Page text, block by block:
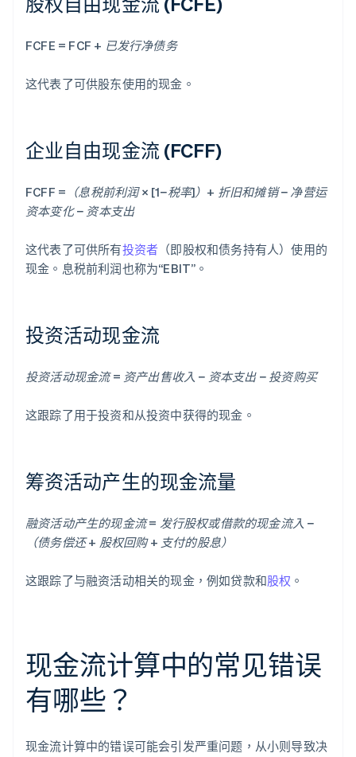
FCFE = FCF + 已发行净债务
这代表了可供股东使用的现金。
企业自由现金流 (FCFF)
FCFF =（息税前利润 × [1−税率]）+ 折旧和摊销 − 净营运
资本变化 − 资本支出
这代表了可供所有投资者 （即股权和债务持有人）使用的
现金。息税前利润也称为“EBIT”。
投资活动现金流
投资活动现金流 = 资产出售收入 − 资本支出 − 投资购买
这跟踪了用于投资和从投资中获得的现金。
筹资活动产生的现金流量
融资活动产生的现金流 = 发行股权或借款的现金流入 −
（债务偿还 + 股权回购 + 支付的股息）
这跟踪了与融资活动相关的现金，例如贷款和股权 。
现金流计算中的常见错误
有哪些？
现金流计算中的错误可能会引发严重问题，从小则导致决